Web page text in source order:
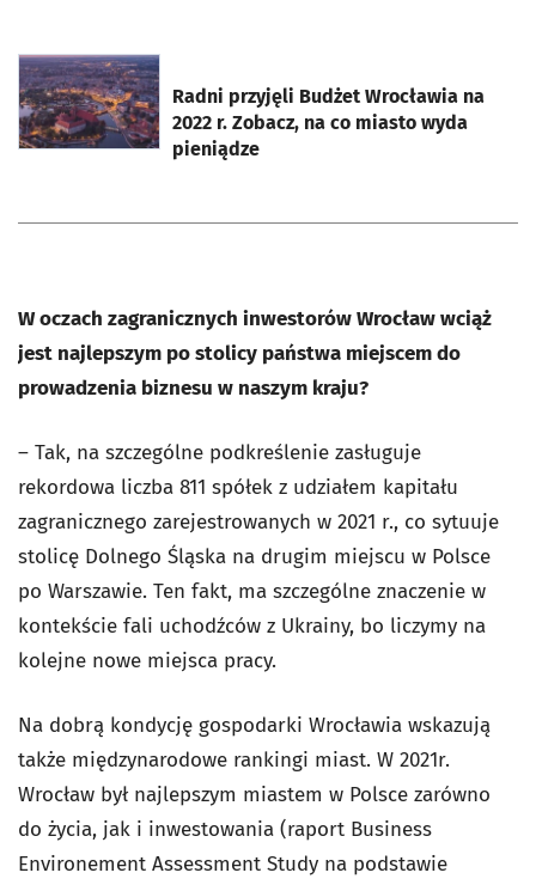
Radni przyjęli Budżet Wrocławia na
2022 r. Zobacz, na co miasto wyda
pieniądze
otworzy się w nowej karcie
W oczach zagranicznych inwestorów Wrocław wciąż
jest najlepszym po stolicy państwa miejscem do
prowadzenia biznesu w naszym kraju?
– Tak, na szczególne podkreślenie zasługuje
rekordowa liczba 811 spółek z udziałem kapitału
zagranicznego zarejestrowanych w 2021 r., co sytuuje
stolicę Dolnego Śląska na drugim miejscu w Polsce
po Warszawie. Ten fakt, ma szczególne znaczenie w
kontekście fali uchodźców z Ukrainy, bo liczymy na
kolejne nowe miejsca pracy.
Na dobrą kondycję gospodarki Wrocławia wskazują
także międzynarodowe rankingi miast. W 2021r.
Wrocław był najlepszym miastem w Polsce zarówno
do życia, jak i inwestowania (raport Business
Environement Assessment Study na podstawie